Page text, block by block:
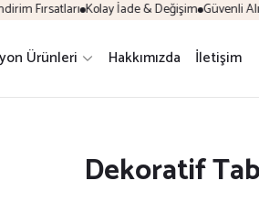
Fırsatları Kolay İade & Değişim Güvenli
Ürünleri Hakkımızda İletişim
Dekoratif